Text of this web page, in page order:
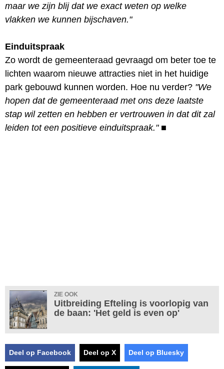
maar we zijn blij dat we exact weten op welke
vlakken we kunnen bijschaven."
Einduitspraak
Zo wordt de gemeenteraad gevraagd om beter toe te
lichten waarom nieuwe attracties niet in het huidige
park gebouwd kunnen worden. Hoe nu verder? "We
hopen dat de gemeenteraad met ons deze laatste
stap wil zetten en hebben er vertrouwen in dat dit zal
leiden tot een positieve einduitspraak." ■
ZIE OOK
Uitbreiding Efteling is voorlopig van
de baan: 'Het geld is even op'
Deel op Facebook Deel op X Deel op Bluesky